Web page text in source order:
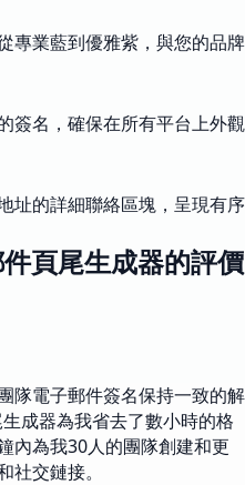
專業藍到優雅紫，與您的品牌
簽名，確保在所有平台上外觀
址的詳細聯絡區塊，呈現有序
頁尾生成器的評價
隊電子郵件簽名保持一致的解
成器為我省去了數小時的格
內為我30人的團隊創建和更
交鏈接。